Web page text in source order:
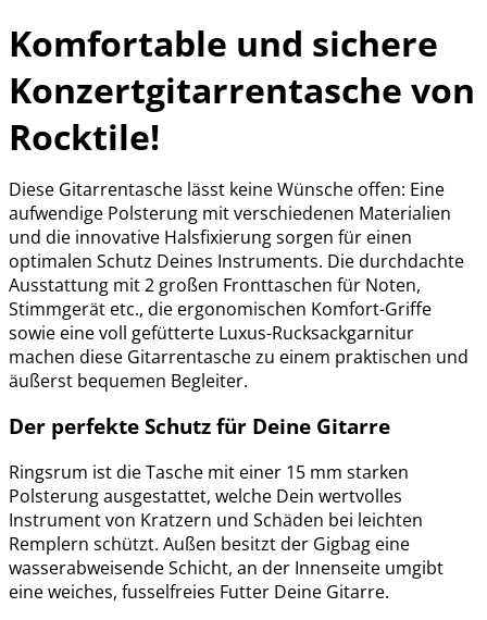
Komfortable und sichere
Konzertgitarrentasche von
Rocktile!
Diese Gitarrentasche lässt keine Wünsche offen: Eine
aufwendige Polsterung mit verschiedenen Materialien
und die innovative Halsfixierung sorgen für einen
optimalen Schutz Deines Instruments. Die durchdachte
Ausstattung mit 2 großen Fronttaschen für Noten,
Stimmgerät etc., die ergonomischen Komfort-Griffe
sowie eine voll gefütterte Luxus-Rucksackgarnitur
machen diese Gitarrentasche zu einem praktischen und
äußerst bequemen Begleiter.
Der perfekte Schutz für Deine Gitarre
Ringsrum ist die Tasche mit einer 15 mm starken
Polsterung ausgestattet, welche Dein wertvolles
Instrument von Kratzern und Schäden bei leichten
Remplern schützt. Außen besitzt der Gigbag eine
wasserabweisende Schicht, an der Innenseite umgibt
eine weiches, fusselfreies Futter Deine Gitarre.